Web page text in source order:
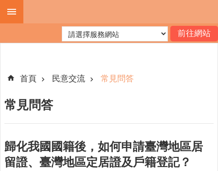
跳到主要內容區塊
階
機
關
介
便
首頁 民意交流 常見問答
常見問答
歸化我國國籍後，如何申請臺灣地區居
留證、臺灣地區定居證及戶籍登記？